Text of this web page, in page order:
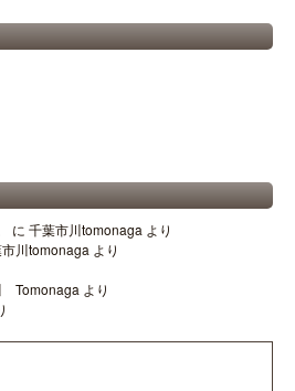
に 千葉市川tomonaga より
川tomonaga より
Tomonaga より